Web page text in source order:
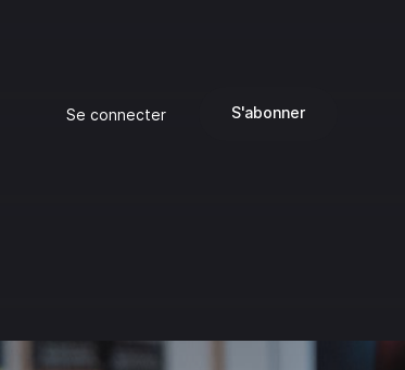
Se connecter S'abonner